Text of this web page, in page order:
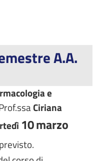
A.A.
e
Ciriana
10marzo